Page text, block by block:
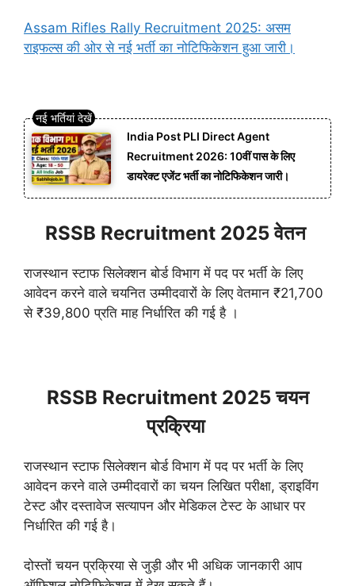
Assam Rifles Rally Recruitment 2025: असम
राइफल्स की ओर से नई भर्ती का नोटिफिकेशन हुआ जारी।
India Post PLI Direct Agent
Recruitment 2026: 10वीं पास के लिए
डायरेक्ट एजेंट भर्ती का नोटिफिकेशन जारी।
RSSB Recruitment 2025 वेतन
राजस्थान स्टाफ सिलेक्शन बोर्ड विभाग में पद पर भर्ती के लिए
आवेदन करने वाले चयनित उम्मीदवारों के लिए वेतमान ₹21,700
से ₹39,800 प्रति माह निर्धारित की गई है ।
RSSB Recruitment 2025 चयन
प्रक्रिया
राजस्थान स्टाफ सिलेक्शन बोर्ड विभाग में पद पर भर्ती के लिए
आवेदन करने वाले उम्मीदवारों का चयन लिखित परीक्षा, ड्राइविंग
टेस्ट और दस्तावेज सत्यापन और मेडिकल टेस्ट के आधार पर
निर्धारित की गई है।
दोस्तों चयन प्रक्रिया से जुड़ी और भी अधिक जानकारी आप